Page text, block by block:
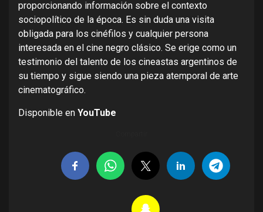
proporcionando información sobre el contexto
sociopolítico de la época. Es sin duda una visita
obligada para los cinéfilos y cualquier persona
interesada en el cine negro clásico. Se erige como un
testimonio del talento de los cineastas argentinos de
su tiempo y sigue siendo una pieza atemporal de arte
cinematográfico.
Disponible en YouTube